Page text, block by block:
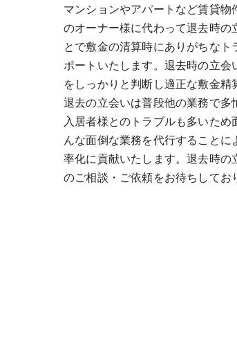
マンションやアパートなど賃貸
のオーナー様に代わって退去時
とで敷金の清算時にありがちな
ポートいたします。退去時の立
をしっかりと判断し適正な敷金精
退去の立会いは普段他の業務で
入居者様とのトラブルも多いた
んな面倒な業務を代行すること
率化に貢献いたします。退去時
のご相談・ご依頼をお待ちしてお